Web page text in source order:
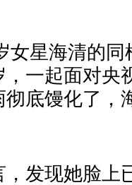
女星海清的
一起面对央
底馒化了，
发现她脸上